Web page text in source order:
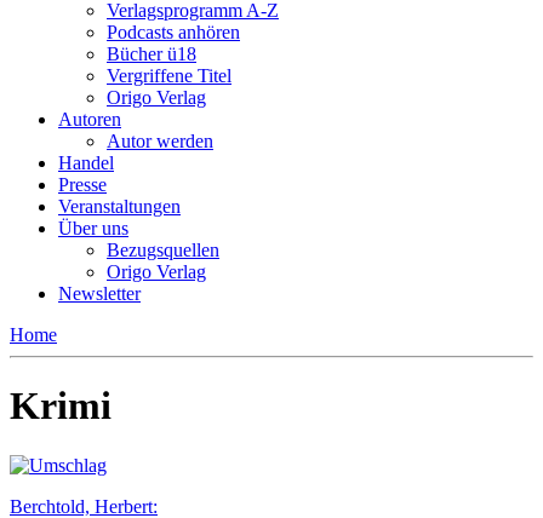
Verlagsprogramm A-Z
Podcasts anhören
Bücher ü18
Vergriffene Titel
Origo Verlag
Autoren
Autor werden
Handel
Presse
Veranstaltungen
Über uns
Bezugsquellen
Origo Verlag
Newsletter
Home
Krimi
Berchtold, Herbert: